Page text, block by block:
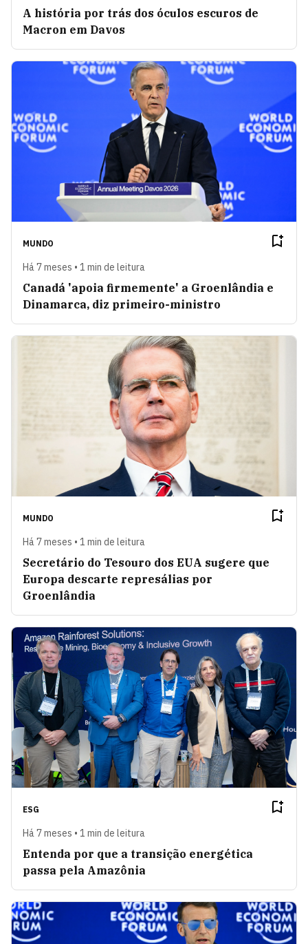
A história por trás dos óculos escuros de
Macron em Davos
MUNDO
Há 7 meses • 1 min de leitura
Canadá 'apoia firmemente' a Groenlândia e
Dinamarca, diz primeiro-ministro
MUNDO
Há 7 meses • 1 min de leitura
Secretário do Tesouro dos EUA sugere que
Europa descarte represálias por
Groenlândia
ESG
Há 7 meses • 1 min de leitura
Entenda por que a transição energética
passa pela Amazônia